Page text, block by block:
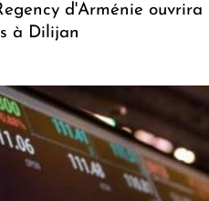
d'Arménie ouvrira
à Dilijan